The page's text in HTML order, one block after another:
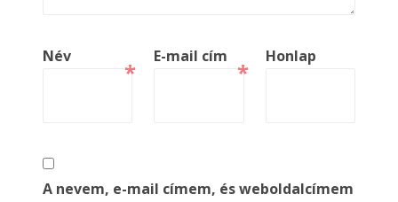
Név
*
E-mail cím
*
Honlap
A nevem, e-mail címem, és weboldalcímem